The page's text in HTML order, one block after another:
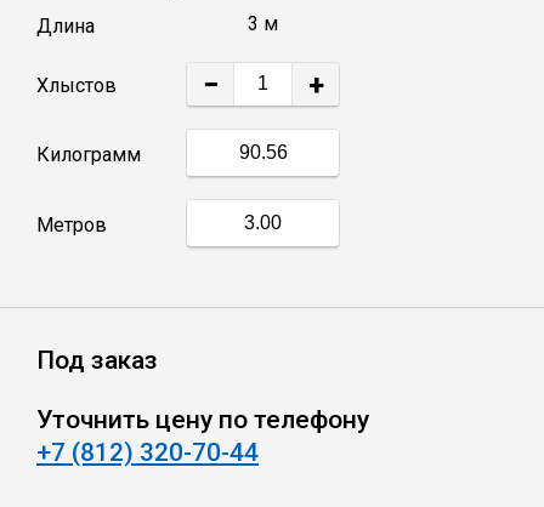
Катанка
Профлист
Винтовые сваи
Длина 3 м
Хлыстов − +
Килограмм
Метров
Под заказ
Уточнить цену по телефону
+7 (812) 320-70-44